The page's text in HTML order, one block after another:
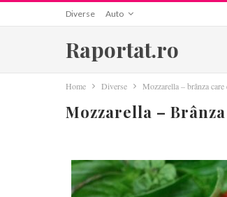
Diverse Auto
Raportat.ro
Home Diverse Mozzarella – brânza
Mozzarella –